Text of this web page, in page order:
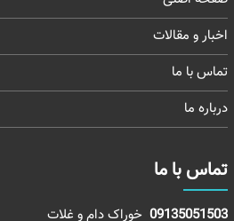
اخبار و مقالات
تماس با ما
درباره ما
تماس با ما
09135051503خوراک دام و غلات